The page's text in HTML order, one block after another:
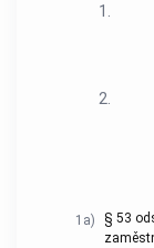
1.
2.
1a)
§ 53